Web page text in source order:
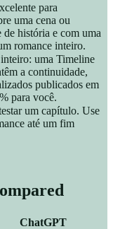
para
uma cena ou
de história e com uma
romance inteiro.
uma Timeline
a continuidade,
publicados em
para você.
um capítulo. Use
até um fim
ChatGPT